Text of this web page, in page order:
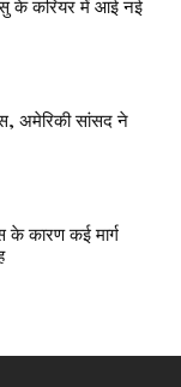
के करियर में आई नई
अमेरिकी सांसद ने
कारण कई मार्ग